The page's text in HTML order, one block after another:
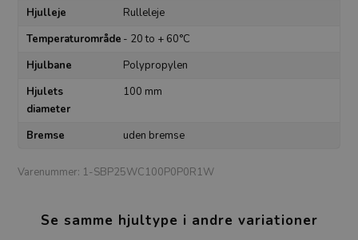
Hjulleje
Rulleleje
Temperaturområde - 20 to + 60°C
Hjulbane
Polypropylen
Hjulets
diameter
100 mm
Bremse uden bremse
Varenummer: 1-SBP25WC100P0P0R1W
Se samme hjultype i andre variationer